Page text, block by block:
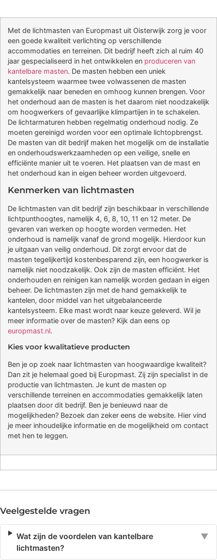
Met de lichtmasten van Europmast uit Oisterwijk zorg je voor
een goede kwaliteit verlichting op verschillende
accommodaties en terreinen. Dit bedrijf heeft zich al ruim 40
jaar gespecialiseerd in het ontwikkelen en produceren van
kantelbare masten. De masten hebben een uniek
kantelsysteem waarmee twee volwassenen de masten
gemakkelijk naar beneden en omhoog kunnen brengen. Voor
het onderhoud aan de masten is het daarom niet noodzakelijk
om hoogwerkers of gevaarlijke klimpartijen in te schakelen.
De lichtarmaturen hebben regelmatig onderhoud nodig. Ze
moeten gereinigd worden voor een optimale lichtopbrengst.
De masten van dit bedrijf maken het mogelijk om de installatie
en onderhoudswerkzaamheden op een veilige, snelle en
efficiënte manier uit te voeren. Het plaatsen van de mast en
het onderhoud kan in eigen beheer worden uitgevoerd.
Kenmerken van lichtmasten
De lichtmasten van dit bedrijf zijn beschikbaar in verschillende
lichtpunthoogtes, namelijk 4, 6, 8, 10, 11 en 12 meter. De
gevaren van werken op hoogte worden vermeden. Het
onderhoud is namelijk vanaf de grond mogelijk. Hierdoor kun
je uitgaan van veilig onderhoud. Dit zorgt ervoor dat de
masten tegelijkertijd kostenbesparend zijn, een hoogwerker is
namelijk niet noodzakelijk. Ook zijn de masten efficiënt. Het
onderhouden en reinigen kan namelijk worden gedaan in eigen
beheer. De lichtmasten zijn met de hand gemakkelijk te
kantelen, door middel van het uitgebalanceerde
kantelsysteem. Elke mast wordt naar keuze geleverd. Wil je
meer informatie over de masten? Kijk dan eens op
europmast.nl.
Kies voor kwalitatieve producten
Ben je op zoek naar lichtmasten van hoogwaardige kwaliteit?
Dan zit je helemaal goed bij Europmast. Zij zijn specialist in de
productie van lichtmasten. Je kunt de masten op
verschillende terreinen en accommodaties gemakkelijk laten
plaatsen door dit bedrijf. Ben je benieuwd naar de
mogelijkheden? Bezoek dan zeker eens de website. Hier vind
je meer inhoudelijke informatie en de mogelijkheid om contact
met hen te leggen.
Veelgestelde vragen
Wat zijn de voordelen van kantelbare
lichtmasten?
▼